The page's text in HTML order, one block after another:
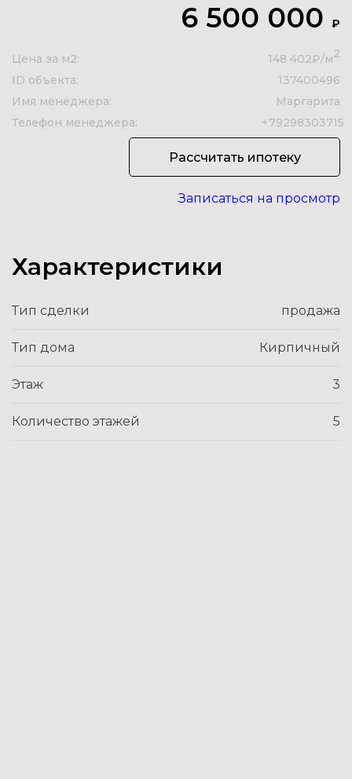
6 500 000 ₽
Цена за м2: 148 402₽/м2
ID объекта:
137400496
Имя менеджера:
Маргарита
Телефон менеджера:
+79298303715
Рассчитать ипотеку
Записаться на просмотр
Характеристики
Тип сделки продажа
Тип дома Кирпичный
Этаж 3
Количество этажей 5